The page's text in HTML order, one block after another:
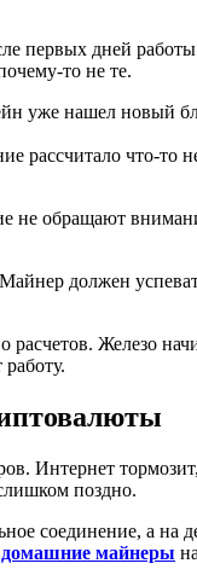
первых дней
то не те.
уже нашел новый
рассчитало что-то
не обращают
должен
расчетов. Железо
Интернет
поздно.
соединение, а на
домашние майнеры